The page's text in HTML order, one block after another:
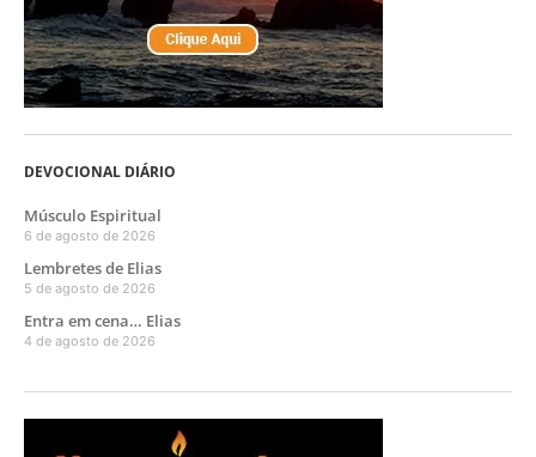
DEVOCIONAL DIÁRIO
Músculo Espiritual
6 de agosto de 2026
Lembretes de Elias
5 de agosto de 2026
Entra em cena… Elias
4 de agosto de 2026